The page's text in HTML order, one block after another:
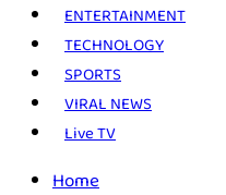
ENTERTAINMENT
TECHNOLOGY
SPORTS
VIRAL NEWS
Live TV
Home